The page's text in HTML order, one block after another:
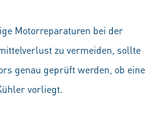
Motorreparaturen bei der
zu vermeiden, sollte
genau geprüft werden, ob eine
vorliegt.